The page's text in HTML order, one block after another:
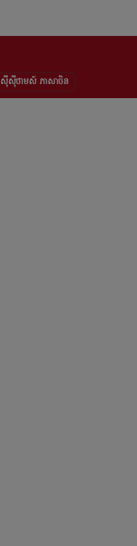
ស៊ីស៊ីថាមស៍ ភាសាចិន